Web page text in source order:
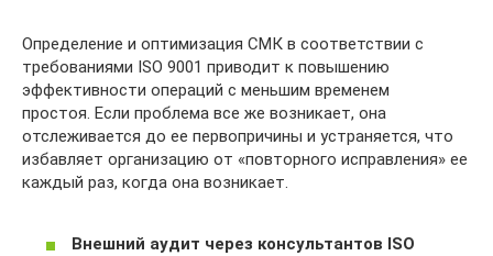
Определение и оптимизация СМК в соответствии с
требованиями ISO 9001 приводит к повышению
эффективности операций с меньшим временем
простоя. Если проблема все же возникает, она
отслеживается до ее первопричины и устраняется, что
избавляет организацию от «повторного исправления» ее
каждый раз, когда она возникает.
Внешний аудит через консультантов ISO